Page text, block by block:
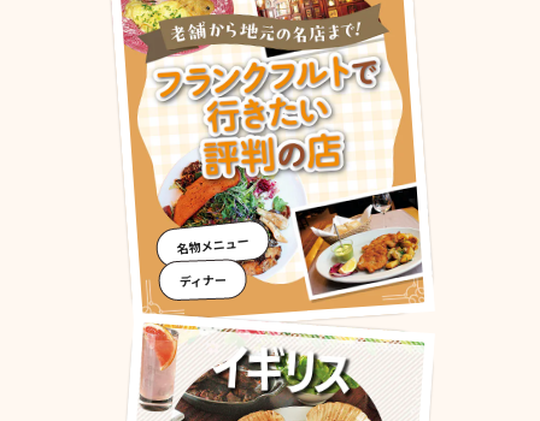
名物メニュー
ディナー